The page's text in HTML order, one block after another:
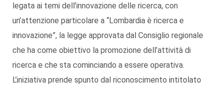
legata ai temi dell’innovazione delle ricerca, con
un’attenzione particolare a “Lombardia è ricerca e
innovazione”, la legge approvata dal Consiglio regionale
che ha come obiettivo la promozione dell’attività di
ricerca e che sta cominciando a essere operativa.
L’iniziativa prende spunto dal riconoscimento intitolato